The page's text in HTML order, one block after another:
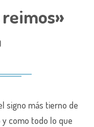
reimos»
signo más tierno de
como todo lo que